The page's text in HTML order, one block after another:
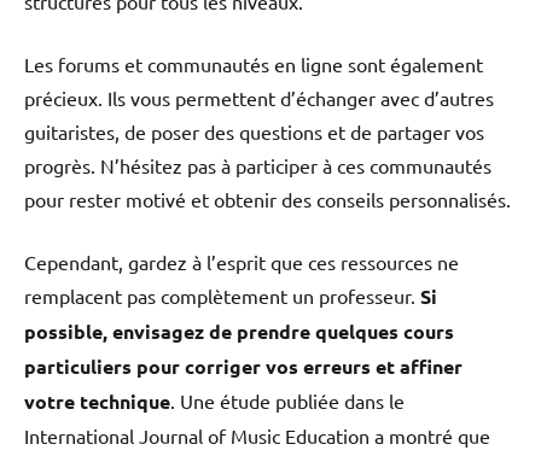
Les forums et communautés en ligne sont également
précieux. Ils vous permettent d’échanger avec d’autres
guitaristes, de poser des questions et de partager vos
progrès. N’hésitez pas à participer à ces communautés
pour rester motivé et obtenir des conseils personnalisés.
Cependant, gardez à l’esprit que ces ressources ne
remplacent pas complètement un professeur. Si
possible, envisagez de prendre quelques cours
particuliers pour corriger vos erreurs et affiner
votre technique. Une étude publiée dans le
International Journal of Music Education a montré que